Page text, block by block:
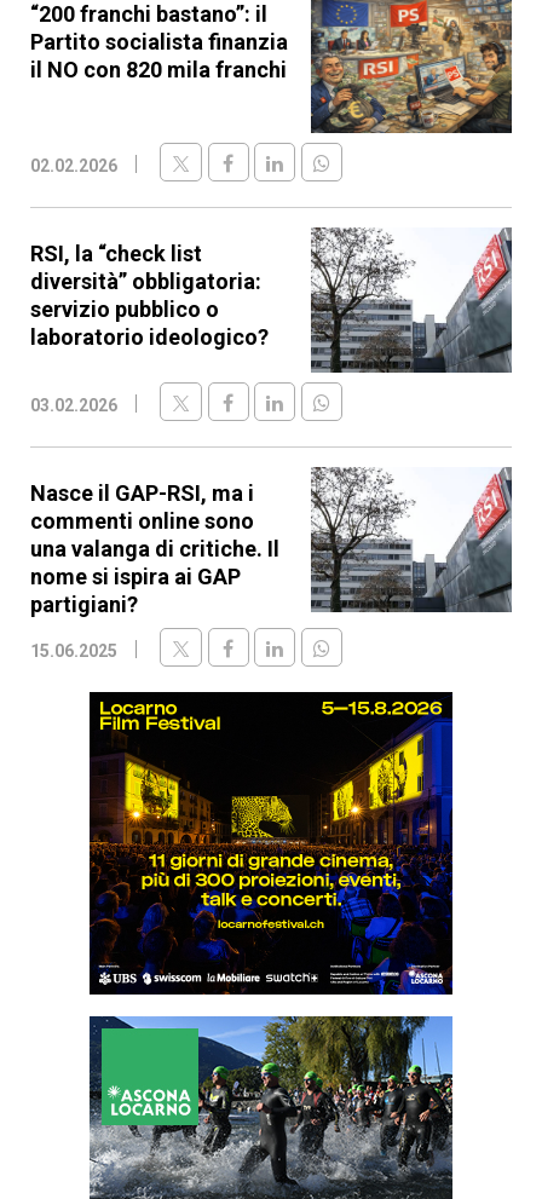
“200 franchi bastano”: il
Partito socialista finanzia
il NO con 820 mila franchi
02.02.2026
RSI, la “check list
diversità” obbligatoria:
servizio pubblico o
laboratorio ideologico?
03.02.2026
Nasce il GAP-RSI, ma i
commenti online sono
una valanga di critiche. Il
nome si ispira ai GAP
partigiani?
15.06.2025